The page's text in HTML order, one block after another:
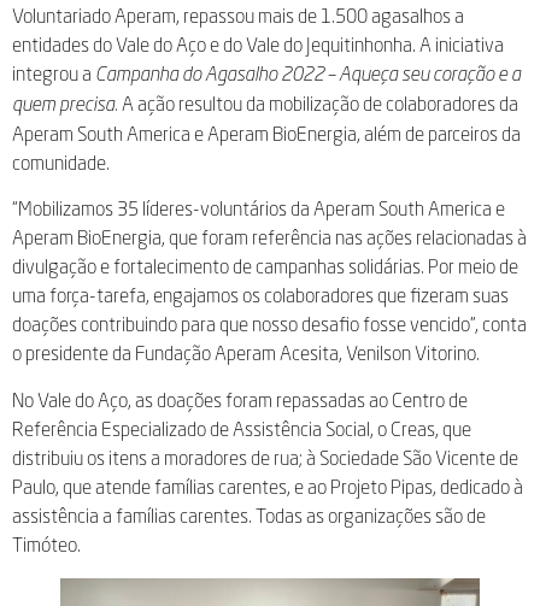
Voluntariado Aperam, repassou mais de 1.500 agasalhos a
entidades do Vale do Aço e do Vale do Jequitinhonha. A iniciativa
integrou a Campanha do Agasalho 2022 – Aqueça seu coração e a
quem precisa. A ação resultou da mobilização de colaboradores da
Aperam South America e Aperam BioEnergia, além de parceiros da
comunidade.
“Mobilizamos 35 líderes-voluntários da Aperam South America e
Aperam BioEnergia, que foram referência nas ações relacionadas à
divulgação e fortalecimento de campanhas solidárias. Por meio de
uma força-tarefa, engajamos os colaboradores que fizeram suas
doações contribuindo para que nosso desafio fosse vencido”, conta
o presidente da Fundação Aperam Acesita, Venilson Vitorino.
No Vale do Aço, as doações foram repassadas ao Centro de
Referência Especializado de Assistência Social, o Creas, que
distribuiu os itens a moradores de rua; à Sociedade São Vicente de
Paulo, que atende famílias carentes, e ao Projeto Pipas, dedicado à
assistência a famílias carentes. Todas as organizações são de
Timóteo.